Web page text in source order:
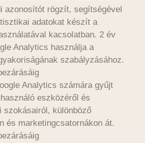
azonosítót rögzít, segítségével
adatokat készít a
kacsolatban. 2 év
Analytics használja a
szabályzásához.
Analytics számára gyűjt
eszközéről és
szokásairól, különböző
és marketingcsatornákon át.